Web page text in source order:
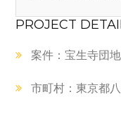
PROJECT
案件：宝生寺団
市町村：東京都